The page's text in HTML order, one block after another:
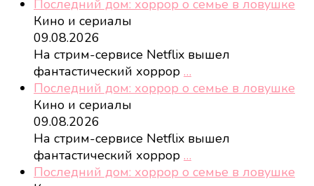
Последний дом: хоррор о семье в ловушке
Кино и сериалы
09.08.2026
На стрим-сервисе Netflix вышел
фантастический хоррор …
Последний дом: хоррор о семье в ловушке
Кино и сериалы
09.08.2026
На стрим-сервисе Netflix вышел
фантастический хоррор …
Последний дом: хоррор о семье в ловушке